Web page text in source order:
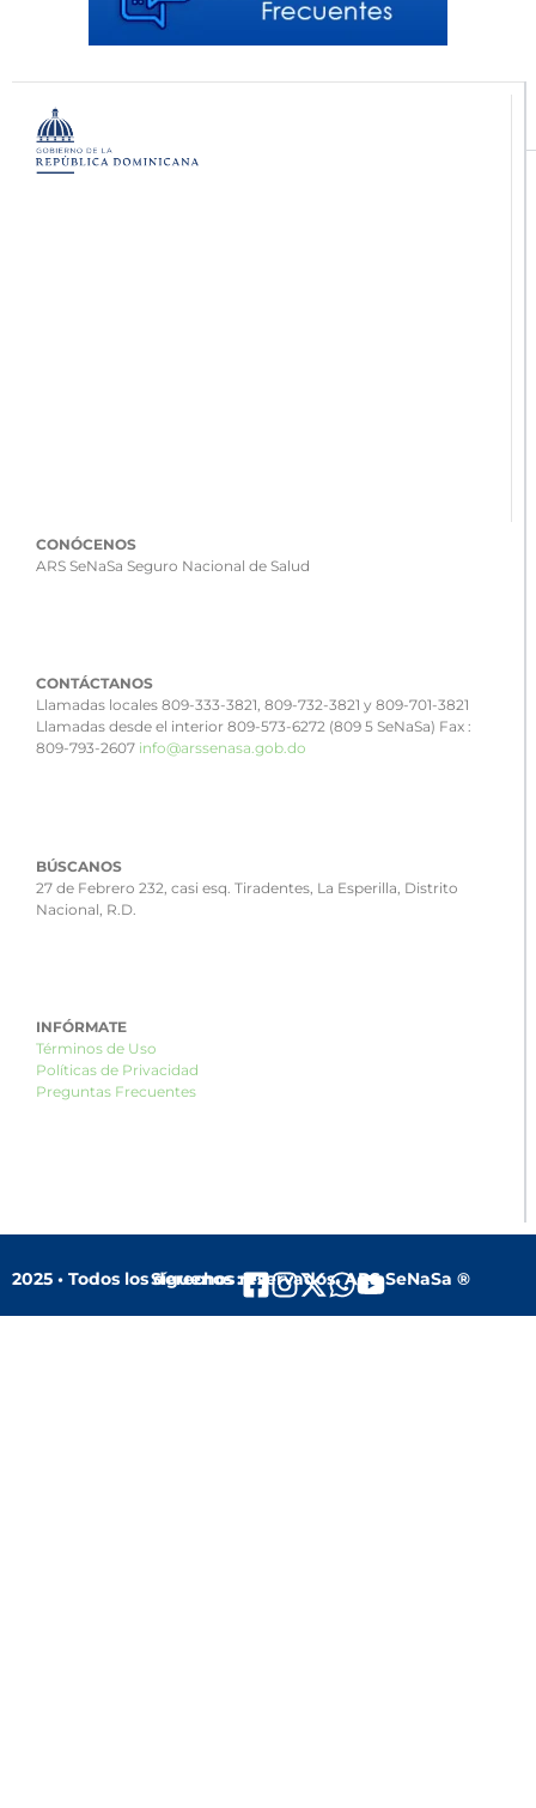
CONÓCENOS
ARS SeNaSa Seguro Nacional de Salud
CONTÁCTANOS
Llamadas locales 809-333-3821, 809-732-3821 y 809-701-3821
Llamadas desde el interior 809-573-6272 (809 5 SeNaSa) Fax :
809-793-2607 info@arssenasa.gob.do
BÚSCANOS
27 de Febrero 232, casi esq. Tiradentes, La Esperilla, Distrito
Nacional, R.D.
INFÓRMATE
Términos de Uso
Políticas de Privacidad
Preguntas Frecuentes
2025 • Todos los derechos reservados. ARS SeNaSa ®
Síguenos :